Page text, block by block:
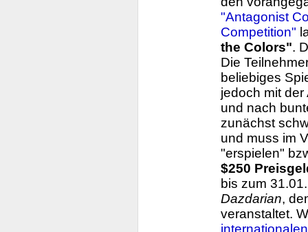
"Antagonist
Competition"
the Colors".
Die
beliebiges
jedoch mit
und nach
zunächst
und muss im
"erspielen"
$250
bis zum
Dazdarian,
veranstaltet.